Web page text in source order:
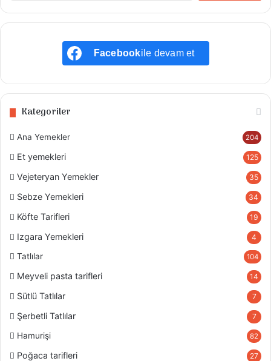
Facebookile devam et
Kategoriler
Ana Yemekler 204
Et yemekleri 125
Vejeteryan Yemekler 35
Sebze Yemekleri 34
Köfte Tarifleri 19
Izgara Yemekleri 4
Tatlılar 104
Meyveli pasta tarifleri 14
Sütlü Tatlılar 7
Şerbetli Tatlılar 7
Hamurişi 82
Poğaca tarifleri 27